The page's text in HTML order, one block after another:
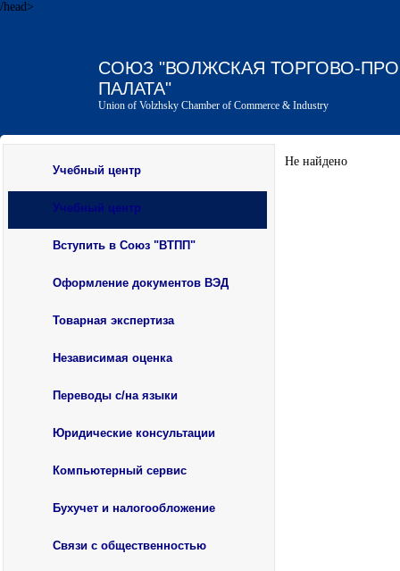
/head>
СОЮЗ "ВОЛЖСКАЯ ТОРГОВО-
ПАЛАТА"
Union of Volzhsky Chamber of Commerce & Industry
Учебный центр
Учебный центр
Вступить в Союз "ВТПП"
Оформление документов ВЭД
Товарная экспертиза
Независимая оценка
Переводы с/на языки
Юридические консультации
Компьютерный сервис
Бухучет и налогообложение
Связи с общественностью
Не найдено